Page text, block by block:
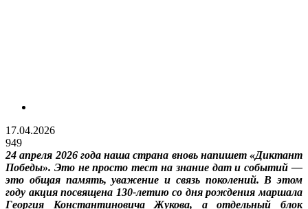
17.04.2026
949
24 апреля 2026 года наша страна вновь напишет «Диктант
Победы». Это не просто тест на знание дат и событий —
это общая память, уважение и связь поколений. В этом
году акция посвящена 130-летию со дня рождения маршала
Георгия Константиновича Жукова, а отдельный блок